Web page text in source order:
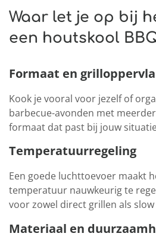
Waar let je op bij
een houtskool
Formaat en
Kook je vooral voor jezelf of
barbecue-avonden met
formaat dat past bij jouw
Temperatuurregeling
Een goede luchttoevoer maakt
temperatuur nauwkeurig te
voor zowel direct grillen als
Materiaal en